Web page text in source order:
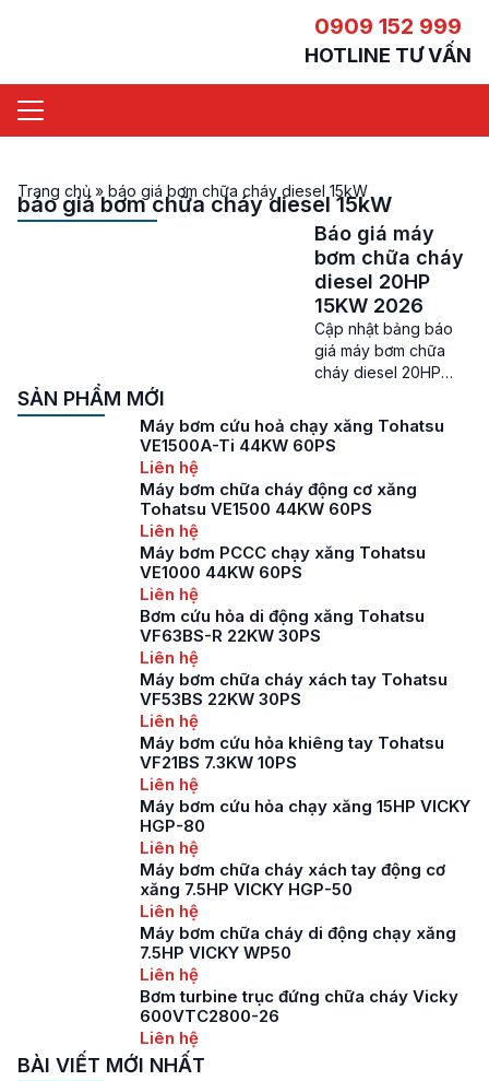
0909 152 999
HOTLINE TƯ VẤN
Trang chủ » báo giá bơm chữa cháy diesel 15kW
báo giá bơm chữa cháy diesel 15kW
Báo giá máy
bơm chữa cháy
diesel 20HP
15KW 2026
Cập nhật bảng báo
giá máy bơm chữa
cháy diesel 20HP
Báo giá máy bơm
chữa cháy diesel
cháy nổ ngày càng
trở nên phức tạp ở
cầu về các thiết bị
cứu hoả cũng ngày
càng […]
SẢN PHẨM MỚI
Máy bơm cứu hoả chạy xăng Tohatsu
VE1500A-Ti 44KW 60PS
Liên hệ
Máy bơm chữa cháy động cơ xăng
Tohatsu VE1500 44KW 60PS
Liên hệ
Máy bơm PCCC chạy xăng Tohatsu
VE1000 44KW 60PS
Liên hệ
Bơm cứu hỏa di động xăng Tohatsu
VF63BS-R 22KW 30PS
Liên hệ
Máy bơm chữa cháy xách tay Tohatsu
VF53BS 22KW 30PS
Liên hệ
Máy bơm cứu hỏa khiêng tay Tohatsu
VF21BS 7.3KW 10PS
Liên hệ
Máy bơm cứu hỏa chạy xăng 15HP VICKY
HGP-80
Liên hệ
Máy bơm chữa cháy xách tay động cơ
xăng 7.5HP VICKY HGP-50
Liên hệ
Máy bơm chữa cháy di động chạy xăng
7.5HP VICKY WP50
Liên hệ
Bơm turbine trục đứng chữa cháy Vicky
600VTC2800-26
Liên hệ
BÀI VIẾT MỚI NHẤT